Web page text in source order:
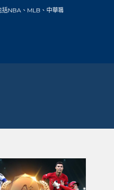
棒、籃球、網球、足球、賽車、自行